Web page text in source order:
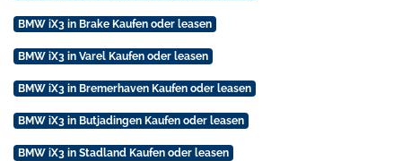
BMW iX3 in Brake Kaufen oder leasen
BMW iX3 in Varel Kaufen oder leasen
BMW iX3 in Bremerhaven Kaufen oder leasen
BMW iX3 in Butjadingen Kaufen oder leasen
BMW iX3 in Stadland Kaufen oder leasen